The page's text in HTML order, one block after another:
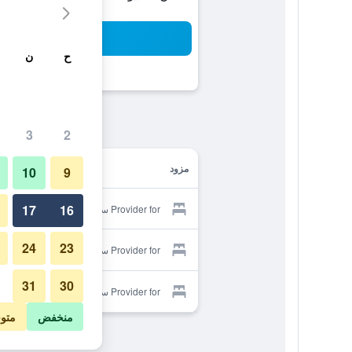
مزود
Provider for سيروه سي فيو هوتل
Provider for سيروه سي فيو هوتل
Provider for سيروه سي فيو هوتل
ح ن
2
3
9
10
16
17
23
24
30
31
منخفض